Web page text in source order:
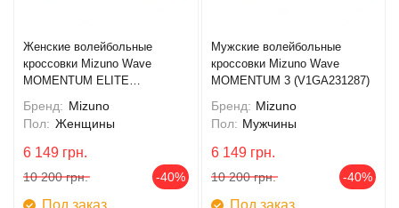
Женские волейбольные
кроссовки Mizuno Wave
MOMENTUM ELITE
Бренд: Mizuno
Пол: Женщины
6 149 грн.
10 200 грн. -40%
Под заказ
Мужские волейбольные
кроссовки Mizuno Wave
MOMENTUM 3 (V1GA231287)
Бренд: Mizuno
Пол: Мужчины
6 149 грн.
10 200 грн. -40%
Под заказ